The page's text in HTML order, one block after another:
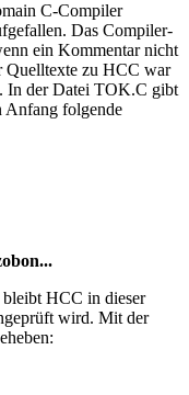
C-Compiler
Das Compiler-
ein Kommentar nicht
Quelltexte zu HCC war
In der Datei TOK.C gibt
Anfang folgende
HCC in dieser
wird. Mit der